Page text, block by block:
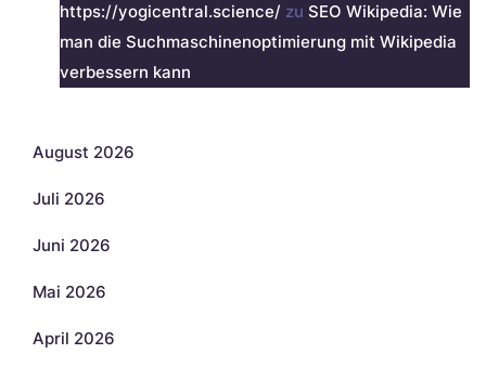
https://yogicentral.science/ zu SEO Wikipedia: Wie
man die Suchmaschinenoptimierung mit Wikipedia
verbessern kann
August 2026
Juli 2026
Juni 2026
Mai 2026
April 2026